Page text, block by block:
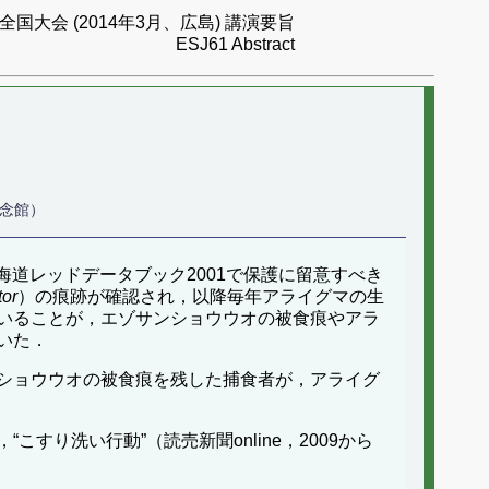
国大会 (2014年3月、広島) 講演要旨
ESJ61 Abstract
館）
レッドデータブック2001で保護に留意すべき
）の痕跡が確認され，以降毎年アライグマの生
ることが，エゾサンショウウオの被食痕やアラ
た．
ョウウオの被食痕を残した捕食者が，アライグ
こすり洗い行動”（読売新聞online，2009から